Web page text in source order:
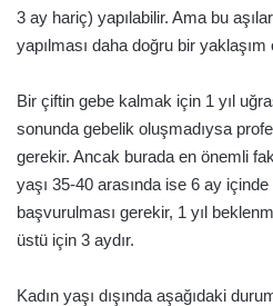
3 ay hariç) yapılabilir. Ama bu
yapılması daha doğru bir yaklaşım
Bir çiftin gebe kalmak için 1 yıl
sonunda gebelik oluşmadıysa
gerekir. Ancak burada en önemli
yaşı 35-40 arasında ise 6 ay
başvurulması gerekir, 1 yıl
üstü için 3 aydır.
Kadın yaşı dışında aşağıdaki